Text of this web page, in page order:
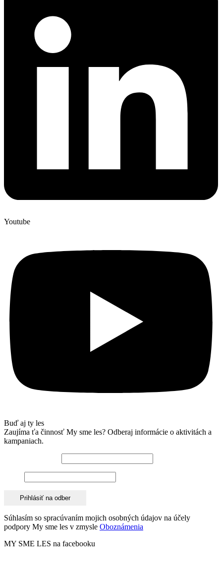
Youtube
Buď aj ty les
Zaujíma ťa činnosť My sme les? Odberaj informácie o aktivitách a
kampaniach.
Súhlasím so spracúvaním mojich osobných údajov na účely
podpory My sme les v zmysle Oboznámenia
MY SME LES na facebooku